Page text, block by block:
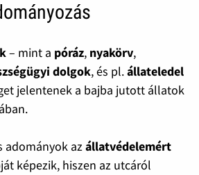
– mint a póráz, nyakörv,
dolgok, és pl.állateledel
jelentenek a bajba jutott állatok
adományok azállatvédelemért
képezik, hiszen az utcáról